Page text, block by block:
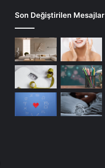
Son Değiştirilen Mesajlar